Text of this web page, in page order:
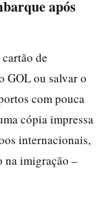
após
de
GOL ou salvar o
com pouca
cópia impressa
internacionais,
na imigração –